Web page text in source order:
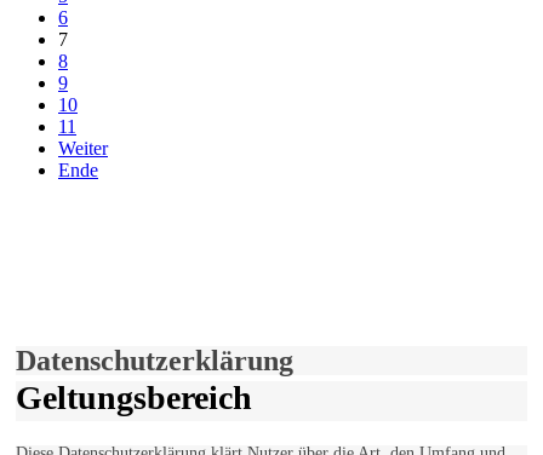
6
7
8
9
10
11
Weiter
Ende
Datenschutzerklärung
Geltungsbereich